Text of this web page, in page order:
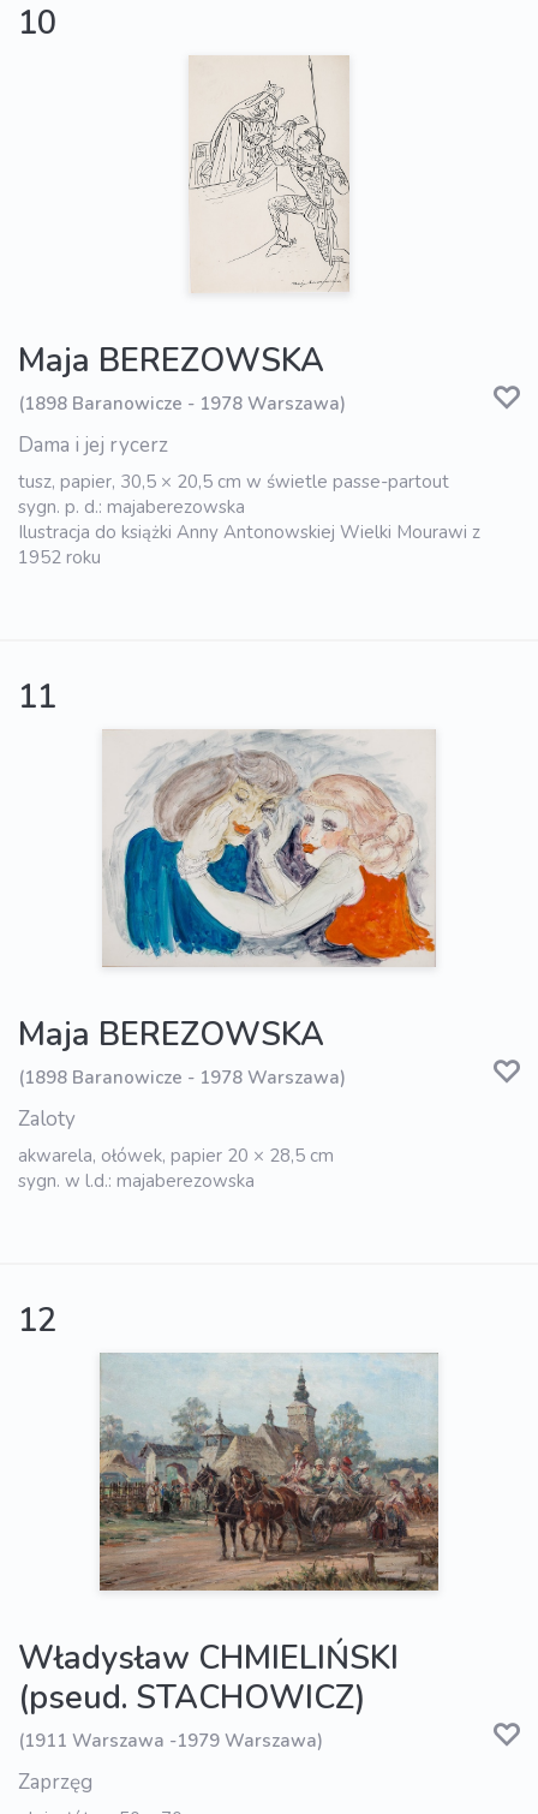
10
Maja BEREZOWSKA
(1898 Baranowicze - 1978 Warszawa)
Dama i jej rycerz
tusz, papier, 30,5 × 20,5 cm w świetle passe-partout
sygn. p. d.: majaberezowska
Ilustracja do książki Anny Antonowskiej Wielki Mourawi z
1952 roku
11
Maja BEREZOWSKA
(1898 Baranowicze - 1978 Warszawa)
Zaloty
akwarela, ołówek, papier 20 × 28,5 cm
sygn. w l.d.: majaberezowska
12
Władysław CHMIELIŃSKI
(pseud. STACHOWICZ)
(1911 Warszawa -1979 Warszawa)
Zaprzęg